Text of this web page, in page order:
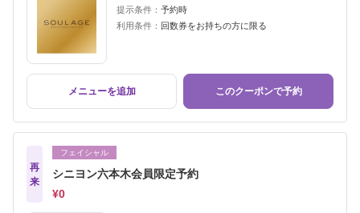
提示条件： 予約時
利用条件： 回数券をお持ちの方に限る
メニューを追加 このクーポンで予約
再
来
フェイシャル
シニヨン六本木会員限定予約
¥0